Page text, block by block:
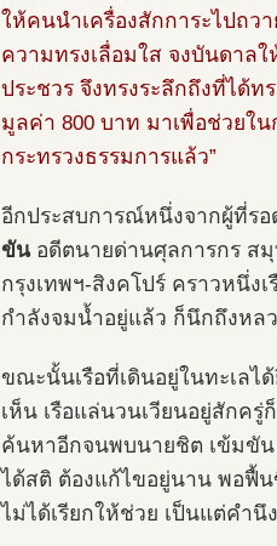
ให้คนนำเครื่องสักการะไปถว
ความทรงเลื่อมใส จงบันดาล
ประชวร จึงทรงระลึกถึงที่ได้
มูลค่า 800 บาท มาเพื่อช่วยใ
กระทรวงธรรมการแล้ว”
อีกประสบการณ์หนึ่งจากผู้ที่ร
ขันอดีตนายด่านศุลการกร สมุ
กรุงเทพฯ-สิงคโปร์ คราวหนึ่ง
กำลังจมน้ำอยู่แล้ว ก็นึกถึงห
ขณะนั้นเรือที่เดินอยู่ในทะเลไ
เห็น เรือแล่นวนเวียนอยู่สักครู่
ค้นหาอีกจนพบนายชิต เข้มขัน
ได้สติ ต้องแก้ไขอยู่นาน พอฟื้
ไม่ได้เรียกให้ช่วย เป็นแต่คำ